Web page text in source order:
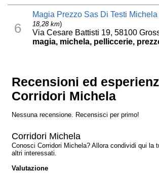
6
Magia Prezzo Sas Di Testi Michela
18,28 km)
Via Cesare Battisti 19, 58100
magia, michela, pelliccerie,
Recensioni ed
Corridori Michela
Nessuna recensione. Recensisci per primo!
Corridori Michela
Conosci Corridori Michela? Allora condividi qui la
altri interessati.
Valutazione